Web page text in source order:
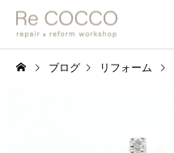
ブログ リフォーム